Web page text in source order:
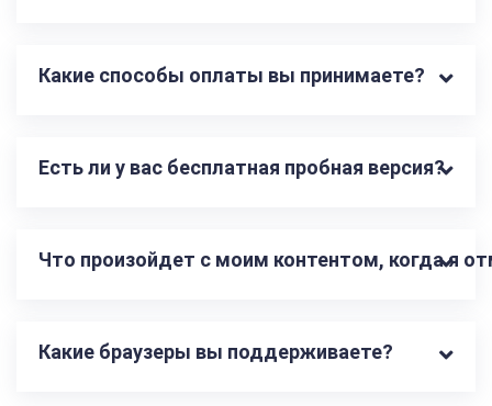
Какие способы оплаты вы принимаете?
Есть ли у вас бесплатная пробная версия?
Что произойдет с моим контентом, когда я
Какие браузеры вы поддерживаете?